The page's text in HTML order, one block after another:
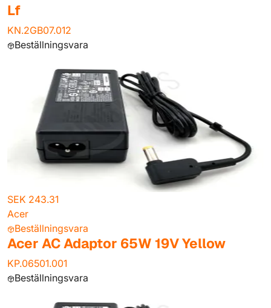
Lf
KN.2GB07.012
Beställningsvara
SEK 243.31
Acer
Beställningsvara
Acer AC Adaptor 65W 19V Yellow
KP.06501.001
Beställningsvara